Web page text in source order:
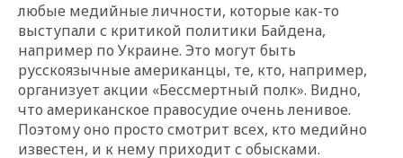
любые медийные личности, которые как-то
выступали с критикой политики Байдена,
например по Украине. Это могут быть
русскоязычные американцы, те, кто, например,
организует акции «Бессмертный полк». Видно,
что американское правосудие очень ленивое.
Поэтому оно просто смотрит всех, кто медийно
известен, и к нему приходит с обысками.